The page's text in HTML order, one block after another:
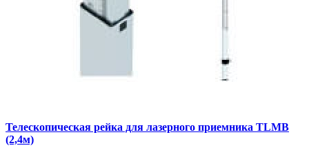
Телескопическая рейка для лазерного приемника TLMB
(2,4м)